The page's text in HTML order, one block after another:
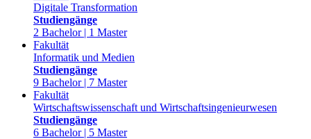
Digitale Transformation
Studiengänge
2 Bachelor | 1 Master
Fakultät
Informatik und Medien
Studiengänge
9 Bachelor | 7 Master
Fakultät
Wirtschaftswissenschaft und Wirtschaftsingenieurwesen
Studiengänge
6 Bachelor | 5 Master